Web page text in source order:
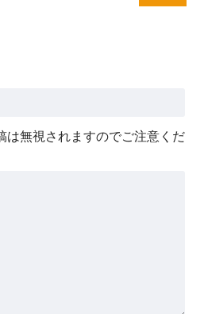
は無視されますのでご注意くだ